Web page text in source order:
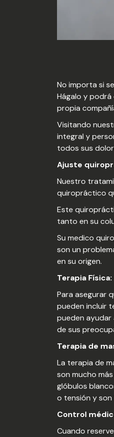
No importa si
Hágalo y
propia
Visitando
integral y
todos sus
Ajuste
Nuestro
quiropráctico
Este
tanto en su
Su medico
son un
en su origen.
Terapia Física:
Para asegurar
pueden incluir
pueden ayudar
de sus
Terapia de
La terapia de
son mucho
glóbulos
o tensión y son
Control
Cuando